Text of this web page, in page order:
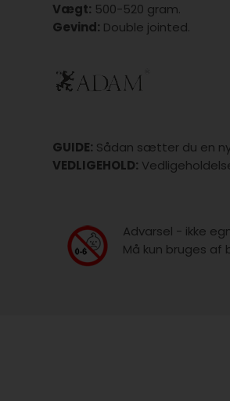
Vægt: 500-520 gram.
Gevind: Double jointed.
GUIDE: Sådan sætter du en
VEDLIGEHOLD:
Advarsel - ikke
Må kun bruges af